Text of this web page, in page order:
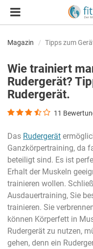
Magazin Tipps zum
Wie trainiert
Rudergerät?
Rudergerät.
11
Das Rudergerät
Ganzkörpertraining, da
beteiligt sind. Es ist
Erhalt der Muskeln
trainieren wollen.
Ausdauertraining, Sie
trainieren. Sie
können Körperfett in
Rudergerät zu nutzen,
gehen, denn ein